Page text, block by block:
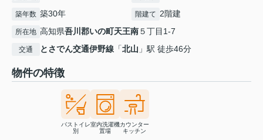
築年数 築30年 階建て 2階建
所在地 高知県吾川郡いの町天王南５丁目1-7
交通 とさでん交通伊野線 「北山 」駅 徒歩46分
物件の特徴
バストイレ
別
室内洗濯機
置場
カウンター
キッチン